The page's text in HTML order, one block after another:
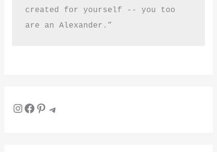
created for yourself -- you too
are an Alexander.”
InstagramFacebook Pinterest Telegram